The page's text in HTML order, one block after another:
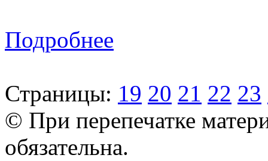
Подробнее
Страницы: 19 20 21 22 23
© При перепечатке
обязательна.